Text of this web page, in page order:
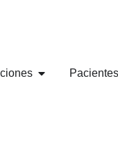
Pacientes